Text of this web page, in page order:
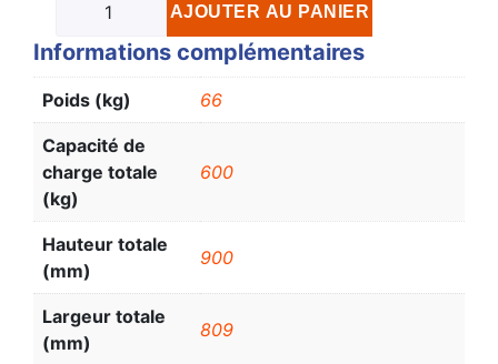
AJOUTER AU PANIER
Informations complémentaires
Poids (kg) 66
Capacité de
charge totale
(kg)
600
Hauteur totale
(mm)
900
Largeur totale
(mm)
809